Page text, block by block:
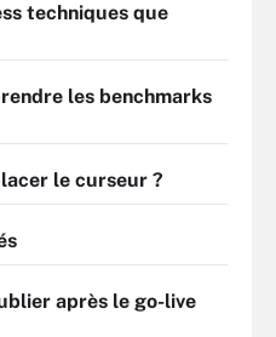
techniques que
les benchmarks
le curseur ?
après le go-live